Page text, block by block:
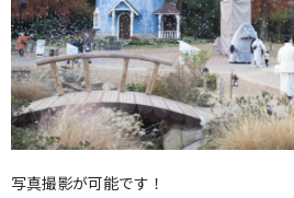
写真撮影が可能です！